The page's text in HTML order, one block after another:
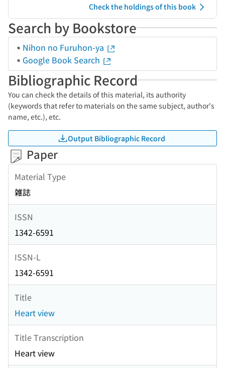
Check the holdings of this book
Search by Bookstore
Nihon no Furuhon-ya
Google Book Search
Bibliographic Record
You can check the details of this material, its authority
(keywords that refer to materials on the same subject, author's
name, etc.), etc.
Output Bibliographic Record
Paper
Material Type
雑誌
ISSN
1342-6591
ISSN-L
1342-6591
Title
Heart view
Title Transcription
Heart view